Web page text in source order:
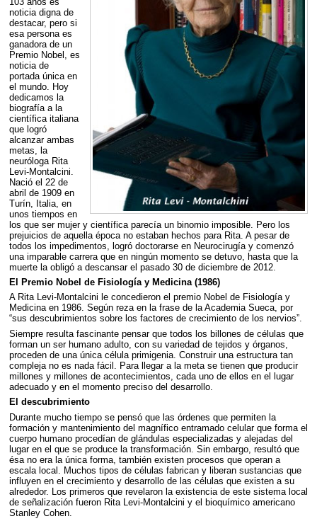
noticia digna de
destacar, pero si
esa persona es
ganadora de un
Premio Nobel, es
noticia de
portada única en
el mundo. Hoy
dedicamos la
biografía a la
científica italiana
que logró
alcanzar ambas
metas, la
neuróloga Rita
Levi-Montalcini.
Nació el 22 de
abril de 1909 en
Turín, Italia, en
unos tiempos en
los que ser mujer y científica parecía un binomio imposible. Pero los
prejuicios de aquella época no estaban hechos para Rita. A pesar de
todos los impedimentos, logró doctorarse en Neurocirugía y comenzó
una imparable carrera que en ningún momento se detuvo, hasta que la
muerte la obligó a descansar el pasado 30 de diciembre de 2012.
El Premio Nobel de Fisiología y Medicina (1986)
A Rita Levi-Montalcini le concedieron el premio Nobel de Fisiología y
Medicina en 1986. Según reza en la frase de la Academia Sueca, por
“sus descubrimientos sobre los factores de crecimiento de los nervios”.
Siempre resulta fascinante pensar que todos los billones de células que
forman un ser humano adulto, con su variedad de tejidos y órganos,
proceden de una única célula primigenia. Construir una estructura tan
compleja no es nada fácil. Para llegar a la meta se tienen que producir
millones y millones de acontecimientos, cada uno de ellos en el lugar
adecuado y en el momento preciso del desarrollo.
El descubrimiento
Durante mucho tiempo se pensó que las órdenes que permiten la
formación y mantenimiento del magnífico entramado celular que forma el
cuerpo humano procedían de glándulas especializadas y alejadas del
lugar en el que se produce la transformación. Sin embargo, resultó que
ésa no era la única forma, también existen procesos que operan a
escala local. Muchos tipos de células fabrican y liberan sustancias que
influyen en el crecimiento y desarrollo de las células que existen a su
alrededor. Los primeros que revelaron la existencia de este sistema local
de señalización fueron Rita Levi-Montalcini y el bioquímico americano
Stanley Cohen.